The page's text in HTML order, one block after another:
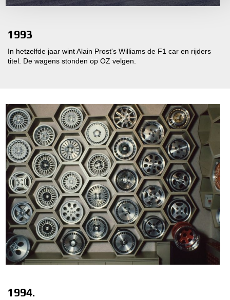
1993
In hetzelfde jaar wint Alain Prost's Williams de F1 car en rijders
titel. De wagens stonden op OZ velgen.
1994.